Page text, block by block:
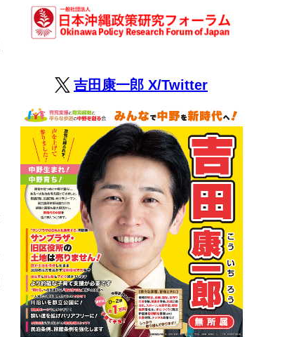
吉田康一郎 X/Twitter